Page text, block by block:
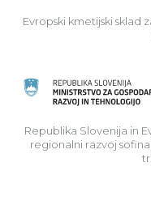
Evropski kmetijski sklad
Republika Slovenija in
regionalni razvoj